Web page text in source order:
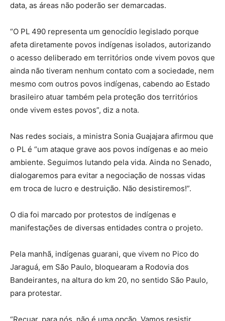
data, as áreas não poderão ser demarcadas.
“O PL 490 representa um genocídio legislado porque
afeta diretamente povos indígenas isolados, autorizando
o acesso deliberado em territórios onde vivem povos que
ainda não tiveram nenhum contato com a sociedade, nem
mesmo com outros povos indígenas, cabendo ao Estado
brasileiro atuar também pela proteção dos territórios
onde vivem estes povos”, diz a nota.
Nas redes sociais, a ministra Sonia Guajajara afirmou que
o PL é “um ataque grave aos povos indígenas e ao meio
ambiente. Seguimos lutando pela vida. Ainda no Senado,
dialogaremos para evitar a negociação de nossas vidas
em troca de lucro e destruição. Não desistiremos!”.
O dia foi marcado por protestos de indígenas e
manifestações de diversas entidades contra o projeto.
Pela manhã, indígenas guarani, que vivem no Pico do
Jaraguá, em São Paulo, bloquearam a Rodovia dos
Bandeirantes, na altura do km 20, no sentido São Paulo,
para protestar.